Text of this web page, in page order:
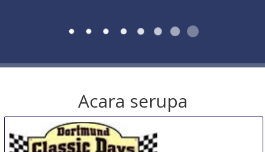
Acara serupa